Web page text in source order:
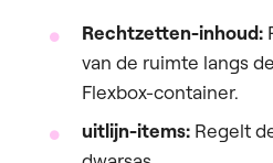
Rechtzetten-inhoud:
van de ruimte langs
Flexbox-container.
uitlijn-items: Regelt